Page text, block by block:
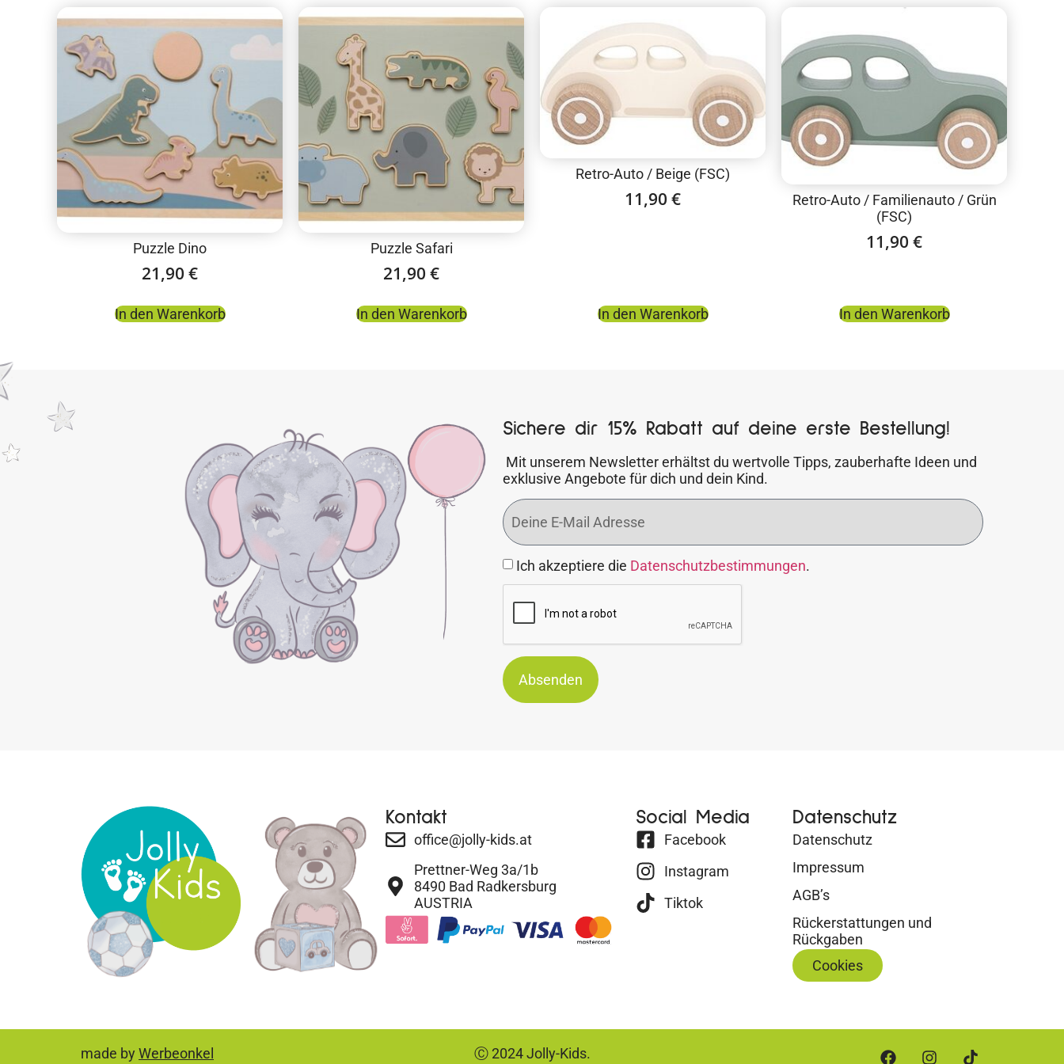
Puzzle Dino
21,90 €
In den Warenkorb
Puzzle Safari
21,90 €
In den Warenkorb
Retro-Auto / Beige (FSC)
11,90 €
In den Warenkorb
Retro-Auto / Familienauto / Grün
(FSC)
11,90 €
In den Warenkorb
Sichere dir 15% Rabatt auf deine erste Bestellung!
Mit unserem Newsletter erhältst du wertvolle Tipps, zauberhafte Ideen und
exklusive Angebote für dich und dein Kind.
Ich akzeptiere die Datenschutzbestimmungen.
Absenden
Kontakt
office@jolly-kids.at
Prettner-Weg 3a/1b
8490 Bad Radkersburg
AUSTRIA
Social Media
Facebook
Instagram
Tiktok
Datenschutz
Datenschutz
Impressum
AGB’s
Rückerstattungen und
Rückgaben
Cookies
made by Werbeonkel Ⓒ 2024 Jolly-Kids.